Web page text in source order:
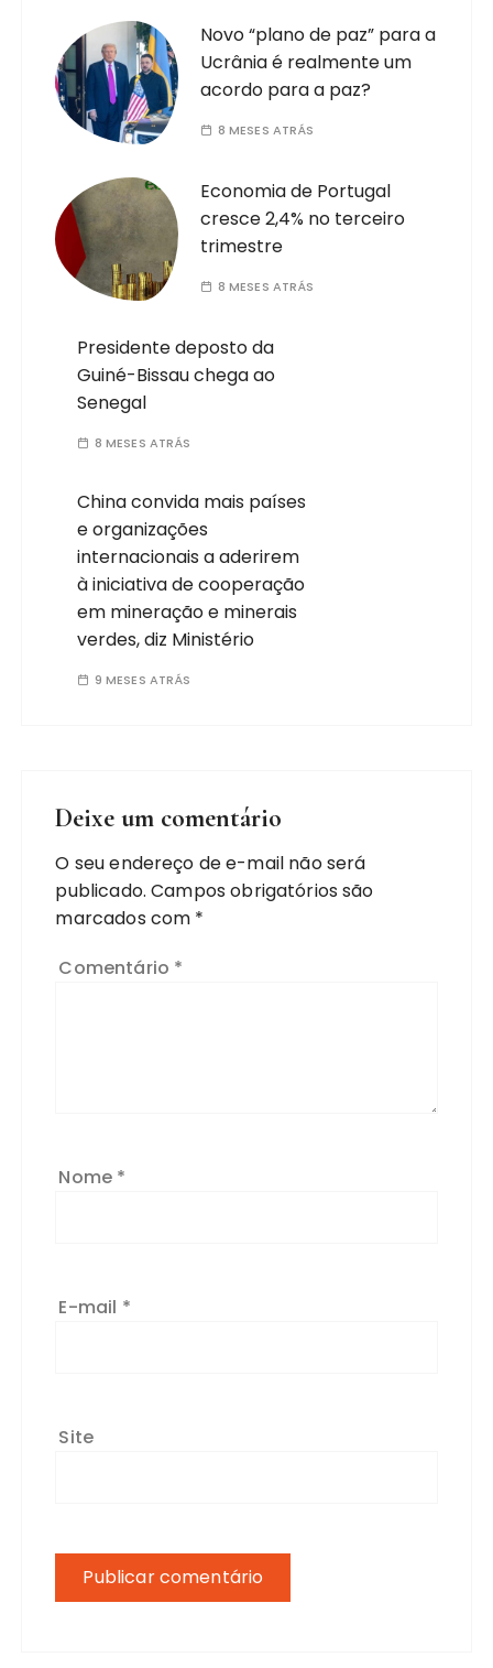
Novo “plano de paz” para a
Ucrânia é realmente um
acordo para a paz?
8 MESES ATRÁS
Economia de Portugal
cresce 2,4% no terceiro
trimestre
8 MESES ATRÁS
Presidente deposto da
Guiné-Bissau chega ao
Senegal
8 MESES ATRÁS
China convida mais países
e organizações
internacionais a aderirem
à iniciativa de cooperação
em mineração e minerais
verdes, diz Ministério
9 MESES ATRÁS
Deixe um comentário
O seu endereço de e-mail não será
publicado. Campos obrigatórios são
marcados com *
Comentário *
Nome *
E-mail *
Site